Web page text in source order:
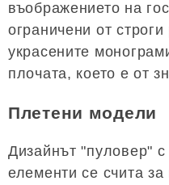
въображението на
ограничени от
украсените
плочата, което е от
Плетени модели
Дизайнът "пуловер"
елементи се счита